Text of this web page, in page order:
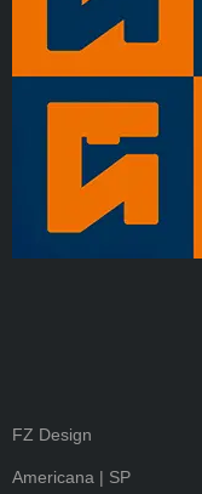
FZ Design
Americana | SP